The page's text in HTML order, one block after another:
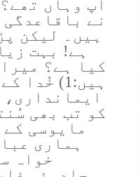
آپ وہاں
نے
ہیں۔ لیکن
ہے! بہت
کیا ہے؟
ہیں:1)
کو تب بھی
ہماری
خواہ